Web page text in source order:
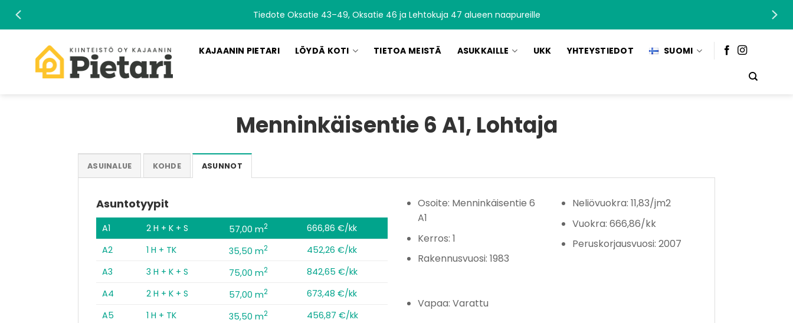
Tiedote Oksatie 43–49, Oksatie 46 ja Lehtokuja 47 alueen naapureille
KAJAANIN PIETARI LÖYDÄ KOTI TIETOA MEISTÄ ASUKKAILLE UKK YHTEYSTIEDOT SUOMI
Menninkäisentie 6 A1, Lohtaja
ASUINALUE KOHDE ASUNNOT
Asuntotyypit
A1 2 H + K + S 57,00 m2
666,86 €/kk
A2
1 H + TK 35,50 m2
452,26 €/kk
A3
3 H + K + S 75,00 m2
842,65 €/kk
A4
2 H + K + S 57,00 m2
673,48 €/kk
A5
1 H + TK 35,50 m2
456,87 €/kk
Osoite: Menninkäisentie 6
A1
Kerros: 1
Rakennusvuosi: 1983
Neliövuokra: 11,83/jm2
Vuokra: 666,86/kk
Peruskorjausvuosi: 2007
Vapaa: Varattu